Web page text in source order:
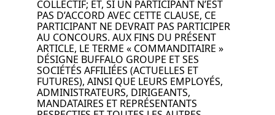
COLLECTIF; ET, SI UN PARTICIPANT N’EST
PAS D’ACCORD AVEC CETTE CLAUSE, CE
PARTICIPANT NE DEVRAIT PAS PARTICIPER
AU CONCOURS. AUX FINS DU PRÉSENT
ARTICLE, LE TERME « COMMANDITAIRE »
DÉSIGNE BUFFALO GROUPE ET SES
SOCIÉTÉS AFFILIÉES (ACTUELLES ET
FUTURES), AINSI QUE LEURS EMPLOYÉS,
ADMINISTRATEURS, DIRIGEANTS,
MANDATAIRES ET REPRÉSENTANTS